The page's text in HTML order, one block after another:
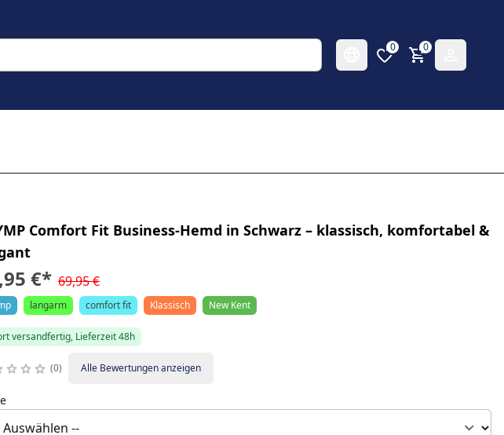
0 0
Comfort Fit Business-Hemd in Schwarz – klassisch, komfortabel &
€* 69,95 €
langarm comfort fit Klassisch New Kent
versandfertig, Lieferzeit 48h
0 Alle Bewertungen anzeigen